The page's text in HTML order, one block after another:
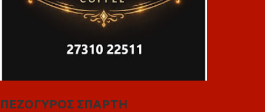
ΠΕΖΟΓΥΡΟΣ ΣΠΑΡΤΗ